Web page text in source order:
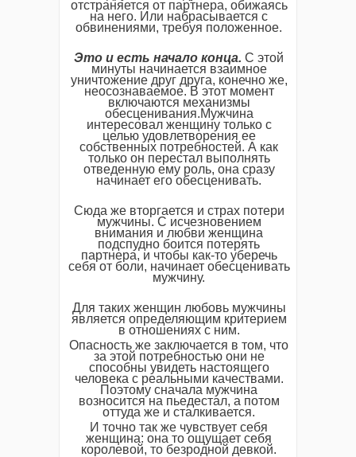
отстраняется от партнера, обижаясь
на него. Или набрасывается с
обвинениями, требуя положенное.
Это и есть начало конца. С этой
минуты начинается взаимное
уничтожение друг друга, конечно же,
неосознаваемое. В этот момент
включаются механизмы
обесценивания.Мужчина
интересовал женщину только с
целью удовлетворения ее
собственных потребностей. А как
только он перестал выполнять
отведенную ему роль, она сразу
начинает его обесценивать.
Сюда же вторгается и страх потери
мужчины. С исчезновением
внимания и любви женщина
подспудно боится потерять
партнера, и чтобы как-то уберечь
себя от боли, начинает обесценивать
мужчину.
Для таких женщин любовь мужчины
является определяющим критерием
в отношениях с ним.
Опасность же заключается в том, что
за этой потребностью они не
способны увидеть настоящего
человека с реальными качествами.
Поэтому сначала мужчина
возносится на пьедестал, а потом
оттуда же и сталкивается.
И точно так же чувствует себя
женщина: она то ощущает себя
королевой, то безродной девкой.